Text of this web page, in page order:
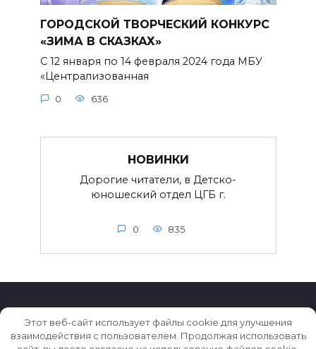
ГОРОДСКОЙ ТВОРЧЕСКИЙ КОНКУРС
«ЗИМА В СКАЗКАХ»
С 12 января по 14 февраля 2024 года МБУ
«Централизованная
0 636
НОВИНКИ
Дорогие читатели, в Детско-
юношеский отдел ЦГБ г.
0 835
© 2026 Истории ★ Новости ★ Факты ★ Очерки
Этот веб-сайт использует файлы cookie для улучшения
взаимодействия с пользователем. Продолжая использовать